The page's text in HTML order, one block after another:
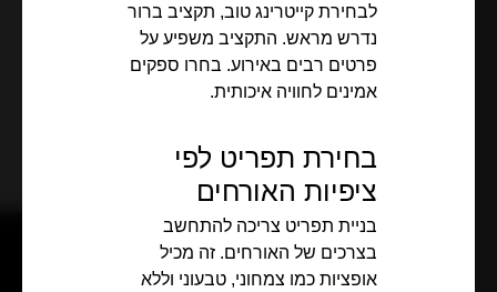
לבחירת קייטרינג טוב, תקציב ברור
נדרש מראש. התקציב משפיע על
פרטים רבים באירוע. בחרו ספקים
אמינים לחוויה איכותית.
בחירת תפריט לפי
ציפיות האורחים
בניית תפריט צריכה להתחשב
בצרכים של האורחים. זה מכיל
אופציות כמו צמחוני, טבעוני וללא